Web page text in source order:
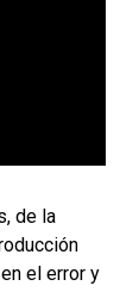
de la
el error y